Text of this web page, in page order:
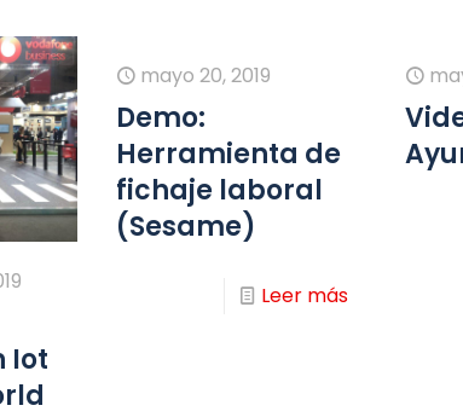
Iot
mayo 20, 2019
Demo:
Herramienta de
fichaje laboral
(Sesame)
Leer más